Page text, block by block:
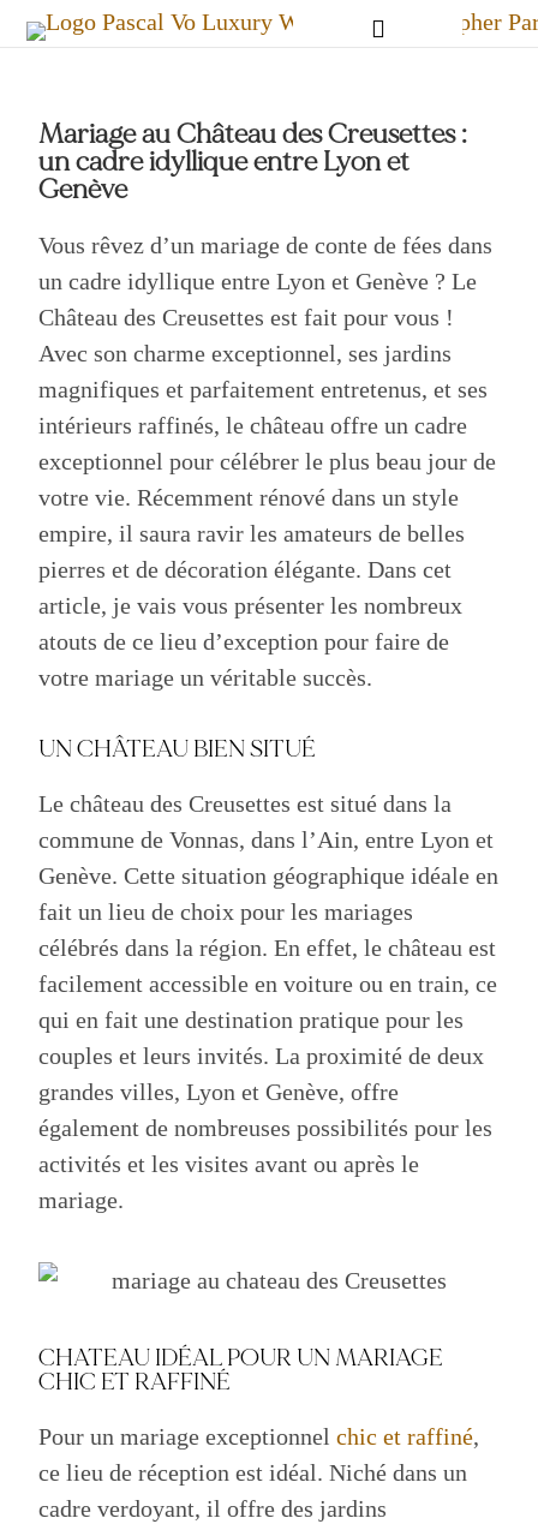
Mariage au Château des Creusettes :
un cadre idyllique entre Lyon et
Genève
Vous rêvez d’un mariage de conte de fées dans
un cadre idyllique entre Lyon et Genève ? Le
Château des Creusettes est fait pour vous !
Avec son charme exceptionnel, ses jardins
magnifiques et parfaitement entretenus, et ses
intérieurs raffinés, le château offre un cadre
exceptionnel pour célébrer le plus beau jour de
votre vie. Récemment rénové dans un style
empire, il saura ravir les amateurs de belles
pierres et de décoration élégante. Dans cet
article, je vais vous présenter les nombreux
atouts de ce lieu d’exception pour faire de
votre mariage un véritable succès.
UN CHÂTEAU BIEN SITUÉ
Le château des Creusettes est situé dans la
commune de Vonnas, dans l’Ain, entre Lyon et
Genève. Cette situation géographique idéale en
fait un lieu de choix pour les mariages
célébrés dans la région. En effet, le château est
facilement accessible en voiture ou en train, ce
qui en fait une destination pratique pour les
couples et leurs invités. La proximité de deux
grandes villes, Lyon et Genève, offre
également de nombreuses possibilités pour les
activités et les visites avant ou après le
mariage.
CHATEAU IDÉAL POUR UN MARIAGE
CHIC ET RAFFINÉ
Pour un mariage exceptionnelchic et raffiné,
ce lieu de réception est idéal. Niché dans un
cadre verdoyant, il offre des jardins